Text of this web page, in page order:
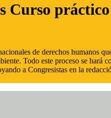
Curso
de derechos humanos
Todo este proceso se hará
a Congresistas en la